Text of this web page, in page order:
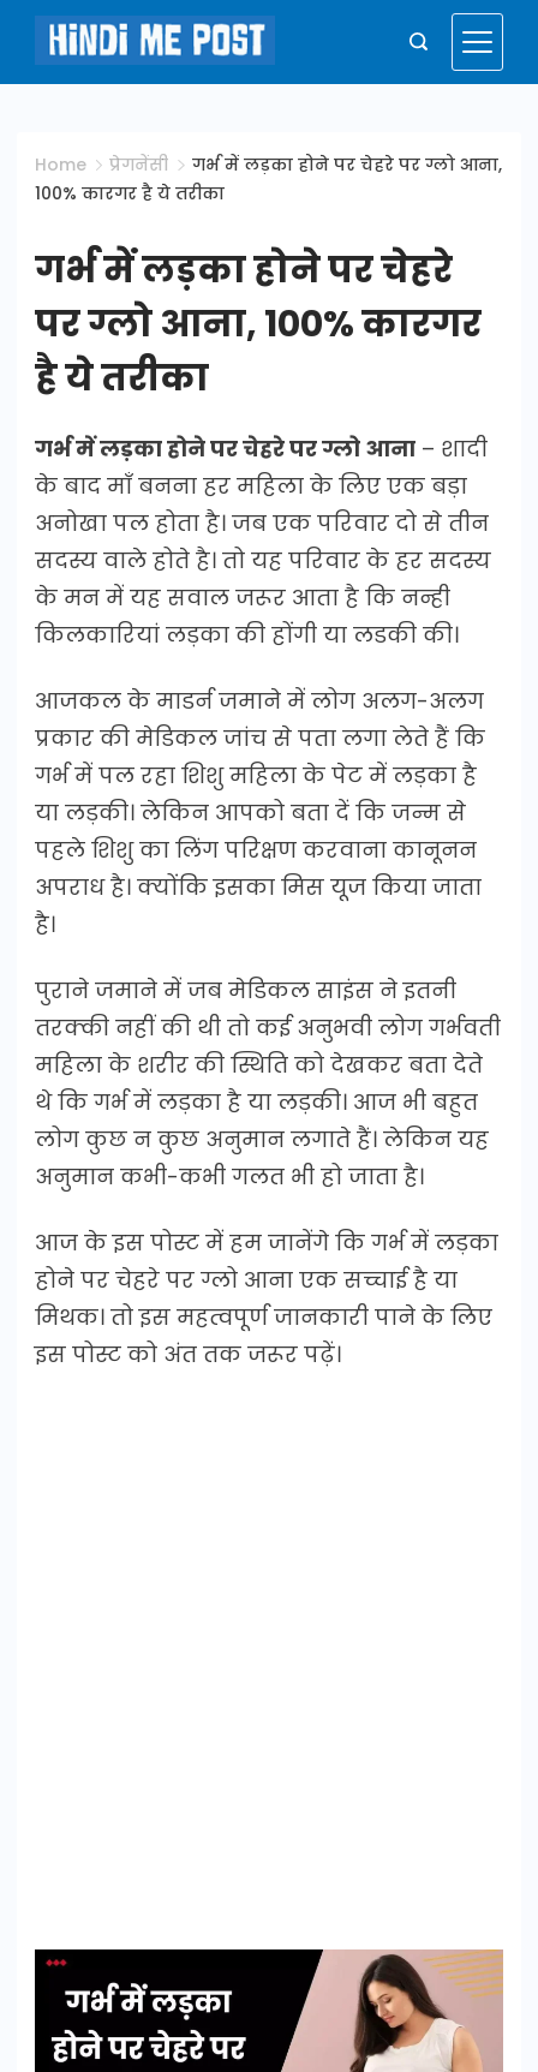
Skip
content
Hindi
Me
Post
Home प्रेगनेंसी
गर्भ में लड़का होने पर चेहरे पर ग्लो आना,
100% कारगर है ये तरीका
गर्भ में लड़का होने पर चेहरे
पर ग्लो आना, 100% कारगर
है ये तरीका
गर्भ में लड़का होने पर चेहरे पर ग्लो आना – शादी
के बाद माँ बनना हर महिला के लिए एक बड़ा
अनोखा पल होता है। जब एक परिवार दो से तीन
सदस्य वाले होते है। तो यह परिवार के हर सदस्य
के मन में यह सवाल जरूर आता है कि नन्ही
किलकारियां लड़का की होंगी या लडकी की।
आजकल के माडर्न जमाने में लोग अलग-अलग
प्रकार की मेडिकल जांच से पता लगा लेते हैं कि
गर्भ में पल रहा शिशु महिला के पेट में लड़का है
या लड़की। लेकिन आपको बता दें कि जन्म से
पहले शिशु का लिंग परिक्षण करवाना कानूनन
अपराध है। क्योंकि इसका मिस यूज किया जाता
है।
पुराने जमाने में जब मेडिकल साइंस ने इतनी
तरक्की नहीं की थी तो कई अनुभवी लोग गर्भवती
महिला के शरीर की स्थिति को देखकर बता देते
थे कि गर्भ में लड़का है या लड़की। आज भी बहुत
लोग कुछ न कुछ अनुमान लगाते हैं। लेकिन यह
अनुमान कभी-कभी गलत भी हो जाता है।
आज के इस पोस्ट में हम जानेंगे कि गर्भ में लड़का
होने पर चेहरे पर ग्लो आना एक सच्चाई है या
मिथक। तो इस महत्वपूर्ण जानकारी पाने के लिए
इस पोस्ट को अंत तक जरूर पढ़ें।